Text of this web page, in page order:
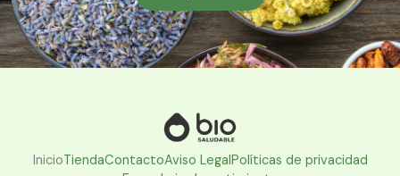
InicioTiendaContactoAviso LegalPolíticas de privacidad